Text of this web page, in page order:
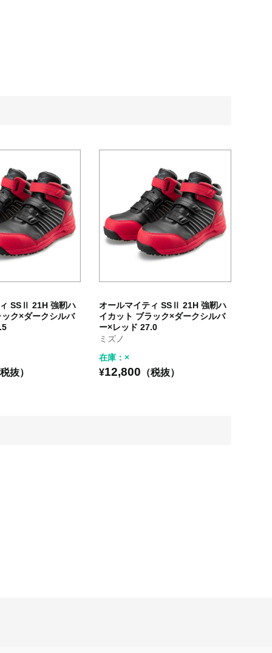
SSⅡ 21H 強靭ハ
ク×ダークシルバ
税抜）
オールマイティ SSⅡ 21H 強靭ハ
イカット ブラック×ダークシルバ
ー×レッド 27.0
ミズノ
在庫：×
¥12,800 （税抜）